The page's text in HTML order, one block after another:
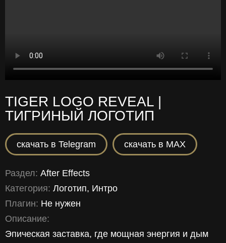
TIGER LOGO REVEAL |
ТИГРИНЫЙ ЛОГОТИП
скачать в Telegram скачать в MAX
Раздел: After Effects
Категория: Логотип, Интро
Плагин: Не нужен
Описание:
Эпическая заставка, где мощная энергия и дым